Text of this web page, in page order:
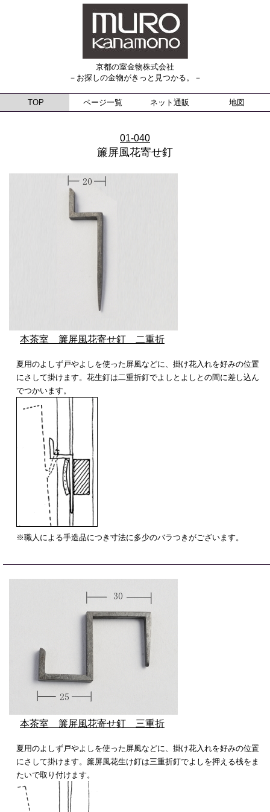
京都の室金物株式会社
－お探しの金物がきっと見つかる。－
TOP ページ一覧 ネット通販 地図
01-040
簾屏風花寄せ釘
本茶室 簾屏風花寄せ釘 二重折
夏用のよしず戸やよしを使った屏風などに、掛け花入れを好みの位置
にさして掛けます。花生釘は二重折釘でよしとよしとの間に差し込ん
でつかいます。
※職人による手造品につき寸法に多少のバラつきがございます。
本茶室 簾屏風花寄せ釘 三重折
夏用のよしず戸やよしを使った屏風などに、掛け花入れを好みの位置
にさして掛けます。簾屏風花生け釘は三重折釘でよしを押える桟をま
たいで取り付けます。